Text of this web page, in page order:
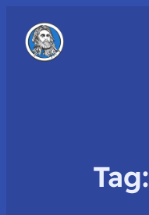
Tag: